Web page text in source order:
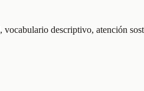
descriptivo, atención